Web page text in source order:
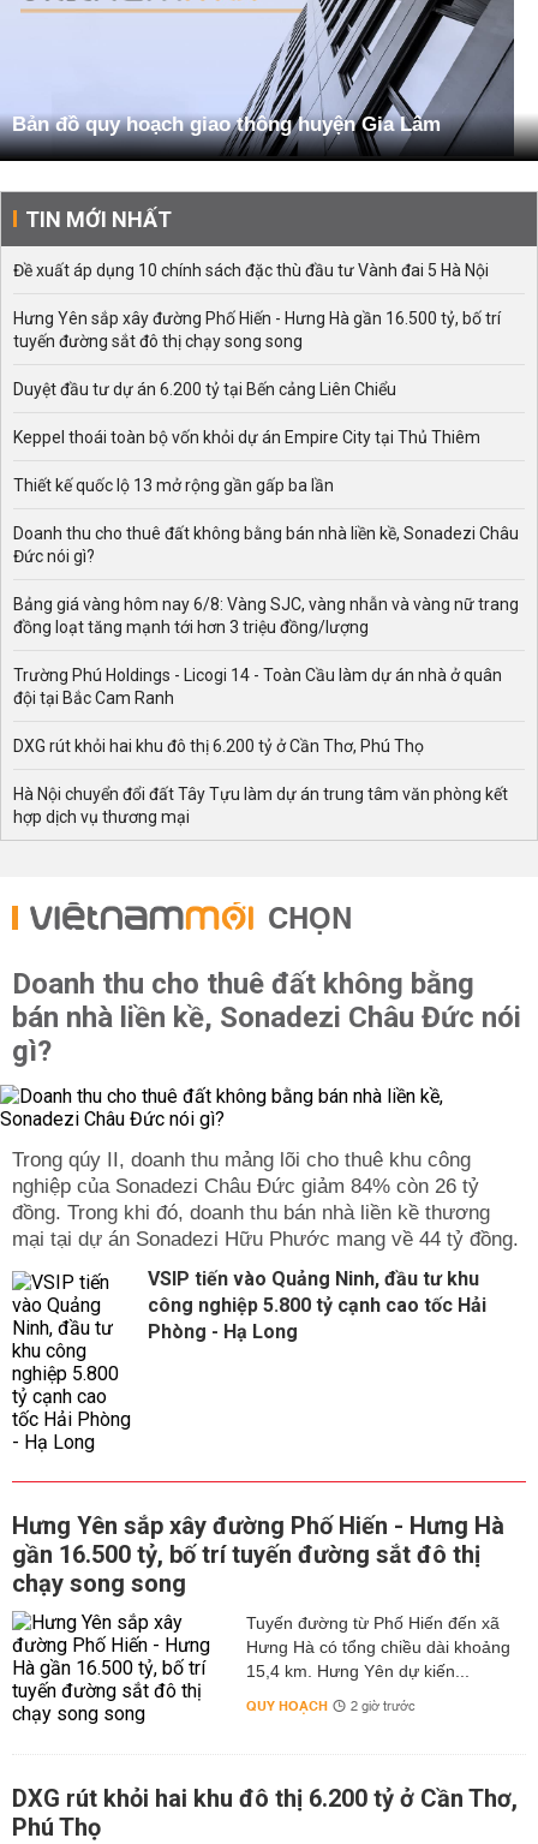
Bản đồ quy hoạch giao thông huyện Gia Lâm
TIN MỚI NHẤT
Đề xuất áp dụng 10 chính sách đặc thù đầu tư Vành đai 5 Hà Nội
Hưng Yên sắp xây đường Phố Hiến - Hưng Hà gần 16.500 tỷ, bố trí
tuyến đường sắt đô thị chạy song song
Duyệt đầu tư dự án 6.200 tỷ tại Bến cảng Liên Chiểu
Keppel thoái toàn bộ vốn khỏi dự án Empire City tại Thủ Thiêm
Thiết kế quốc lộ 13 mở rộng gần gấp ba lần
Doanh thu cho thuê đất không bằng bán nhà liền kề, Sonadezi Châu
Đức nói gì?
Bảng giá vàng hôm nay 6/8: Vàng SJC, vàng nhẫn và vàng nữ trang
đồng loạt tăng mạnh tới hơn 3 triệu đồng/lượng
Trường Phú Holdings - Licogi 14 - Toàn Cầu làm dự án nhà ở quân
đội tại Bắc Cam Ranh
DXG rút khỏi hai khu đô thị 6.200 tỷ ở Cần Thơ, Phú Thọ
Hà Nội chuyển đổi đất Tây Tựu làm dự án trung tâm văn phòng kết
hợp dịch vụ thương mại
CHỌN
Doanh thu cho thuê đất không bằng
bán nhà liền kề, Sonadezi Châu Đức nói
gì?
Trong qúy II, doanh thu mảng lõi cho thuê khu công
nghiệp của Sonadezi Châu Đức giảm 84% còn 26 tỷ
đồng. Trong khi đó, doanh thu bán nhà liền kề thương
mại tại dự án Sonadezi Hữu Phước mang về 44 tỷ đồng.
VSIP tiến vào Quảng Ninh, đầu tư khu
công nghiệp 5.800 tỷ cạnh cao tốc Hải
Phòng - Hạ Long
Hưng Yên sắp xây đường Phố Hiến - Hưng Hà
gần 16.500 tỷ, bố trí tuyến đường sắt đô thị
chạy song song
Tuyến đường từ Phố Hiến đến xã
Hưng Hà có tổng chiều dài khoảng
15,4 km. Hưng Yên dự kiến...
QUY HOẠCH 2 giờ trước
DXG rút khỏi hai khu đô thị 6.200 tỷ ở Cần Thơ,
Phú Thọ